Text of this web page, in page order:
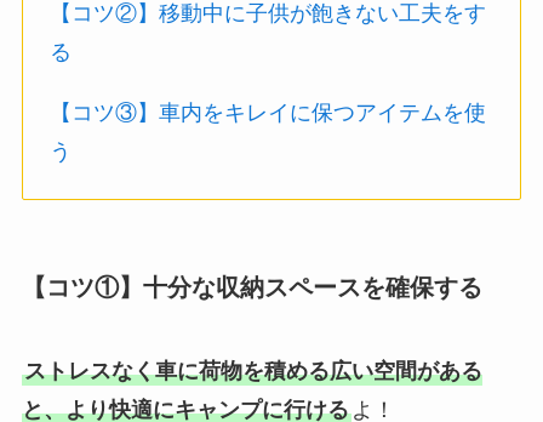
【コツ②】移動中に子供が飽きない工夫をす
る
【コツ③】車内をキレイに保つアイテムを使
う
【コツ①】十分な収納スペースを確保する
ストレスなく車に荷物を積める広い空間がある
と、より快適にキャンプに行けるよ！